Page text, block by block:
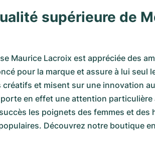
supérieure de
Maurice Lacroix est appréciée des
pour la marque et assure à lui
et misent sur une innovation
en effet une attention
les poignets des femmes et des
Découvrez notre boutique